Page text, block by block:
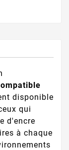
disponible
qui
d'encre
à chaque